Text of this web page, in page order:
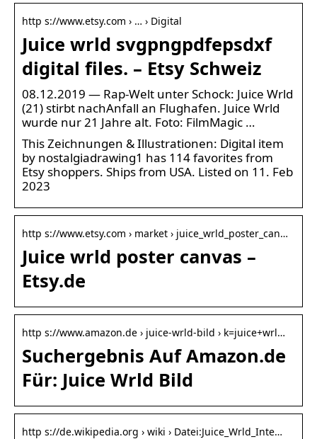
http s://www.etsy.com › … › Digital
Juice wrld svgpngpdfepsdxf
digital files. – Etsy Schweiz
08.12.2019 — Rap-Welt unter Schock: Juice Wrld
(21) stirbt nachAnfall an Flughafen. Juice Wrld
wurde nur 21 Jahre alt. Foto: FilmMagic …
This Zeichnungen & Illustrationen: Digital item
by nostalgiadrawing1 has 114 favorites from
Etsy shoppers. Ships from USA. Listed on 11. Feb
2023
http s://www.etsy.com › market › juice_wrld_poster_can…
Juice wrld poster canvas –
Etsy.de
http s://www.amazon.de › juice-wrld-bild › k=juice+wrl…
Suchergebnis Auf Amazon.de
Für: Juice Wrld Bild
http s://de.wikipedia.org › wiki › Datei:Juice_Wrld_Inte…